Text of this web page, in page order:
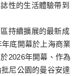
性的生活體驗帶到
持續擴展的最新成
底開幕於上海商業
2026年開幕、作為
尼公園的曼谷安達